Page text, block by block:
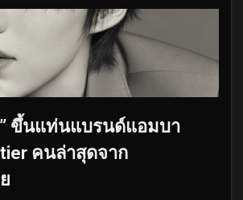
ขึ้นแท่นแบรนด์แอมบา
คนล่าสุดจาก